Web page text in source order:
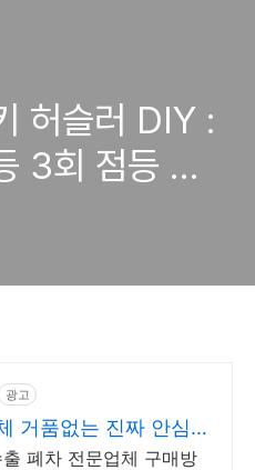
허슬러 DIY :
3회 점등 릴
광고
거품없는 진짜 안심
폐차 전문업체 구매방